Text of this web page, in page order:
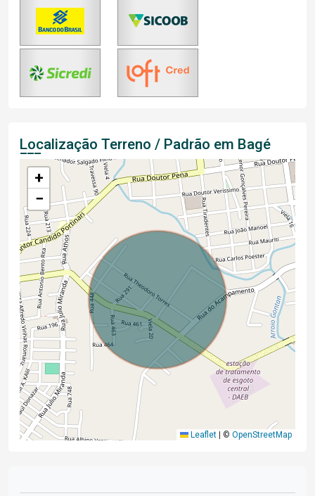
Localização Terreno / Padrão em Bagé
+
−
Leaflet | © OpenStreetMap